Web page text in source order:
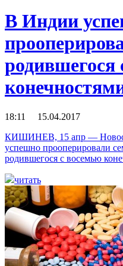
В Индии
родившегося
18:11 15.04.2017
КИШИНЕВ, 15 апр —
успешно прооперировали
родившегося с восемью
читать